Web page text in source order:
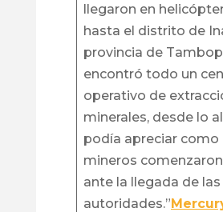
llegaron en
hasta el distrito de
provincia de
encontró todo un
operativo de
minerales, desde lo
podía apreciar como
mineros
ante la llegada de las
autoridades.”